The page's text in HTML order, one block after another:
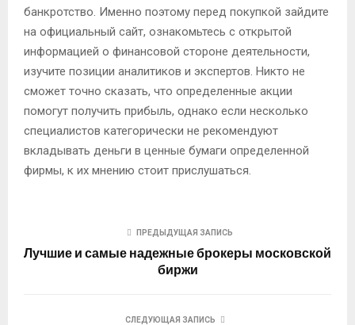
банкротство. Именно поэтому перед покупкой зайдите
на официальный сайт, ознакомьтесь с открытой
информацией о финансовой стороне деятельности,
изучите позиции аналитиков и экспертов. Никто не
сможет точно сказать, что определенные акции
помогут получить прибыль, однако если несколько
специалистов категорически не рекомендуют
вкладывать деньги в ценные бумаги определенной
фирмы, к их мнению стоит прислушаться.
ПРЕДЫДУЩАЯ ЗАПИСЬ
Лучшие и самые надежные брокеры московской
биржи
СЛЕДУЮЩАЯ ЗАПИСЬ